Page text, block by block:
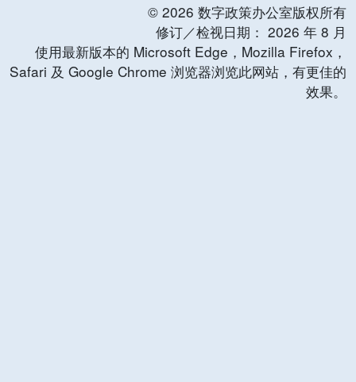
© 2026 数字政策办公室版权所有
修订／检视日期： 2026 年 8 月
使用最新版本的 Microsoft Edge，Mozilla Firefox，
Safari 及 Google Chrome 浏览器浏览此网站，有更佳的
效果。